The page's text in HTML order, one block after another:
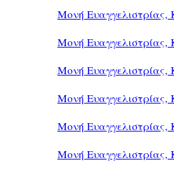
Μονή Ευαγγελιστρίας,
Μονή Ευαγγελιστρίας,
Μονή Ευαγγελιστρίας,
Μονή Ευαγγελιστρίας,
Μονή Ευαγγελιστρίας,
Μονή Ευαγγελιστρίας,